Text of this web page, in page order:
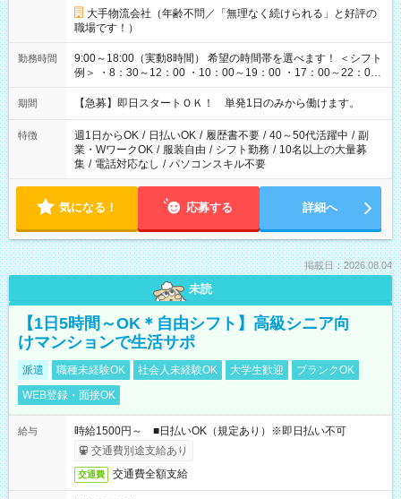
大手物流会社（年齢不問／「無理なく続けられる」と好評の
職場です！）
勤務時間
9:00～18:00（実動8時間） 希望の時間帯を選べます！ ＜シフト
例＞ ・8：30～12：00 ・10：00～19：00 ・17：00～22：00
・13：00～22：00 ・22：00～翌6：00 など
期間 【急募】即日スタートＯＫ！ 単発1日のみから働けます。
特徴 週1日からOK / 日払いOK / 履歴書不要 / 40～50代活躍中 / 副
業・WワークOK / 服装自由 / シフト勤務 / 10名以上の大量募
集 / 電話対応なし / パソコンスキル不要
気になる！ 応募する 詳細へ
掲載日：2026.08.04
未読
【1日5時間～OK＊自由シフト】高級シニア向
けマンションで生活サポ
派遣 職種未経験OK 社会人未経験OK 大学生歓迎
ブランクOK
WEB登録・面接OK
給与
時給1500円～ ■日払いOK（規定あり）※即日払い不可
交通費別途支給あり
交通費 交通費全額支給